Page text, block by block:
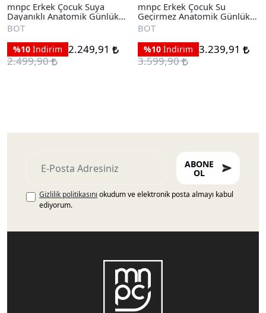
mnpc Erkek Çocuk Suya
Dayanıklı Anatomik Günlük
Bot
BOT
%10 İndirim 2.249,91
2.499,90
mnpc Erkek Çocuk Su
Geçirmez Anatomik Günlük
Bot
BOT
%10 İndirim 3.239,91
3.599,90
ABONE
OL
Gizlilik politikasını okudum ve elektronik posta almayı kabul
ediyorum.